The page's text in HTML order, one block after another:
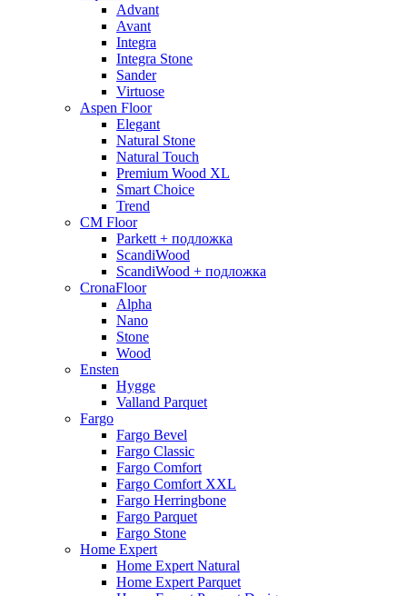
Advant
Avant
Integra
Integra Stone
Sander
Virtuose
Aspen Floor
Elegant
Natural Stone
Natural Touch
Premium Wood XL
Smart Choice
Trend
CM Floor
Parkett + подложка
ScandiWood
ScandiWood + подложка
CronaFloor
Alpha
Nano
Stone
Wood
Ensten
Hygge
Valland Parquet
Fargo
Fargo Bevel
Fargo Classic
Fargo Comfort
Fargo Comfort XXL
Fargo Herringbone
Fargo Parquet
Fargo Stone
Home Expert
Home Expert Natural
Home Expert Parquet